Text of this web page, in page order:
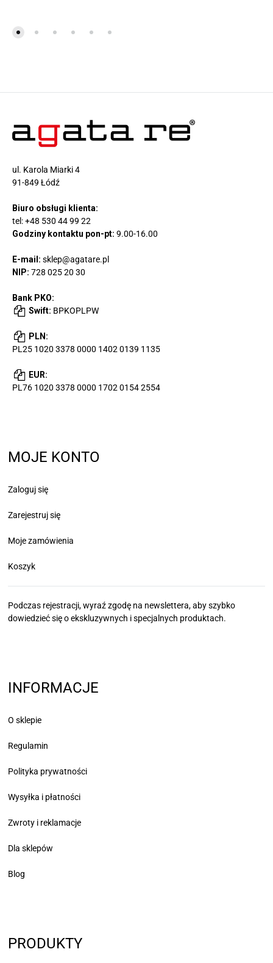
ul. Karola Miarki 4
91-849 Łódź
Biuro obsługi klienta:
tel:+48 530 44 99 22
Godziny kontaktu pon-pt: 9.00-16.00
E-mail: sklep@agatare.pl
NIP: 728 025 20 30
Bank PKO:
Swift: BPKOPLPW
PLN:
PL25 1020 3378 0000 1402 0139 1135
EUR:
PL76 1020 3378 0000 1702 0154 2554
MOJE KONTO
Zaloguj się
Zarejestruj się
Moje zamówienia
Koszyk
Podczas rejestracji, wyraź zgodę na newslettera, aby szybko
dowiedzieć sięo ekskluzywnych i specjalnych produktach.
INFORMACJE
O sklepie
Regulamin
Polityka prywatności
Wysyłka i płatności
Zwroty i reklamacje
Dla sklepów
Blog
PRODUKTY